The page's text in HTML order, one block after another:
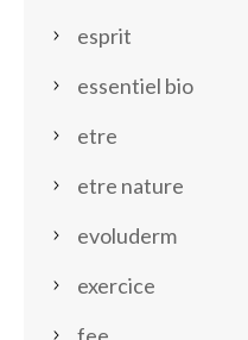
esprit
essentiel bio
etre
etre nature
evoluderm
exercice